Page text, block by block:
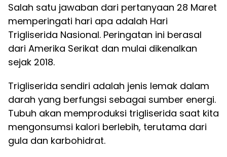
Salah satu jawaban dari pertanyaan 28 Maret
memperingati hari apa adalah Hari
Trigliserida Nasional. Peringatan ini berasal
dari Amerika Serikat dan mulai dikenalkan
sejak 2018.
Trigliserida sendiri adalah jenis lemak dalam
darah yang berfungsi sebagai sumber energi.
Tubuh akan memproduksi trigliserida saat kita
mengonsumsi kalori berlebih, terutama dari
gula dan karbohidrat.